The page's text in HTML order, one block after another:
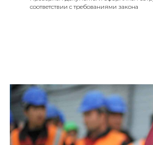
соответствии с требованиями закона